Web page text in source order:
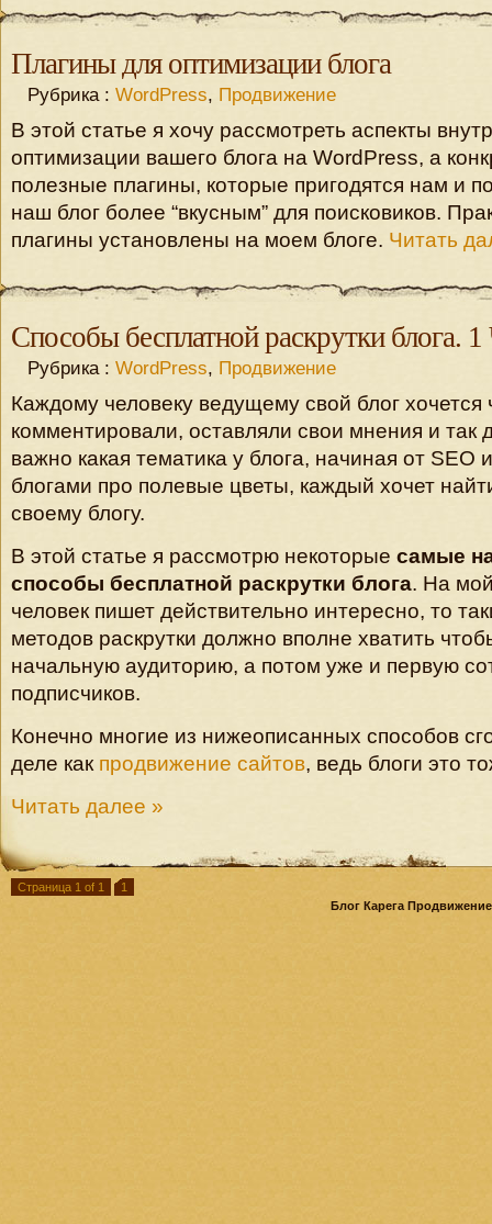
Плагины для оптимизации блога
Рубрика : WordPress, Продвижение
В этой статье я хочу рассмотреть аспекты
оптимизации вашего блога на WordPress, а
полезные плагины, которые пригодятся нам и
наш блог более “вкусным” для поисковиков.
плагины установлены на моем блоге. Читать
Способы бесплатной раскрутки блога. 1
Рубрика : WordPress, Продвижение
Каждому человеку ведущему свой блог хочется
комментировали, оставляли свои мнения и так
важно какая тематика у блога, начиная от SEO
блогами про полевые цветы, каждый хочет
своему блогу.
В этой статье я рассмотрю некоторые самые
способы бесплатной раскрутки блога. На
человек пишет действительно интересно, то
методов раскрутки должно вполне хватить
начальную аудиторию, а потом уже и первую
подписчиков.
Конечно многие из нижеописанных способов
деле как продвижение сайтов, ведь блоги это
Читать далее »
Страница 1 of 1
1
Блог Карега